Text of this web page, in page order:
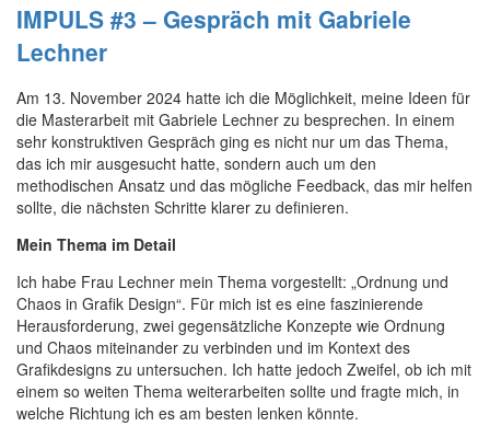
IMPULS #3 – Gespräch mit Gabriele
Lechner
Am 13. November 2024 hatte ich die Möglichkeit, meine Ideen für
die Masterarbeit mit Gabriele Lechner zu besprechen. In einem
sehr konstruktiven Gespräch ging es nicht nur um das Thema,
das ich mir ausgesucht hatte, sondern auch um den
methodischen Ansatz und das mögliche Feedback, das mir helfen
sollte, die nächsten Schritte klarer zu definieren.
Mein Thema im Detail
Ich habe Frau Lechner mein Thema vorgestellt: „Ordnung und
Chaos in Grafik Design“. Für mich ist es eine faszinierende
Herausforderung, zwei gegensätzliche Konzepte wie Ordnung
und Chaos miteinander zu verbinden und im Kontext des
Grafikdesigns zu untersuchen. Ich hatte jedoch Zweifel, ob ich mit
einem so weiten Thema weiterarbeiten sollte und fragte mich, in
welche Richtung ich es am besten lenken könnte.